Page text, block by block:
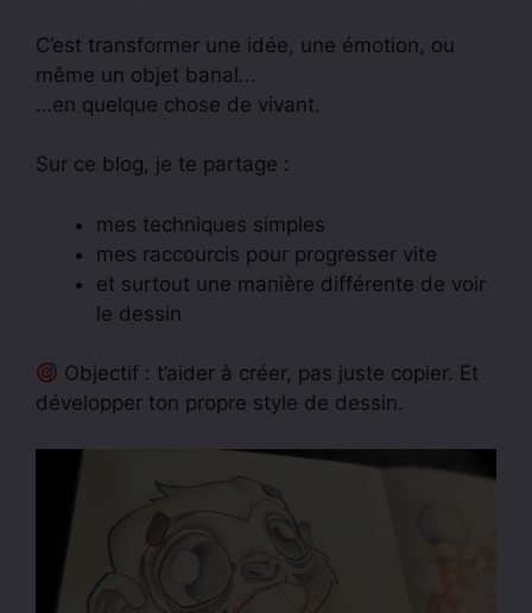
C’est transformer une idée, une émotion, ou
même un objet banal…
…en quelque chose de vivant.
Sur ce blog, je te partage :
mes techniques simples
mes raccourcis pour progresser vite
et surtout une manière différente de voir
le dessin
Objectif : t’aider à créer, pas juste copier. Et
développer ton propre style de dessin.